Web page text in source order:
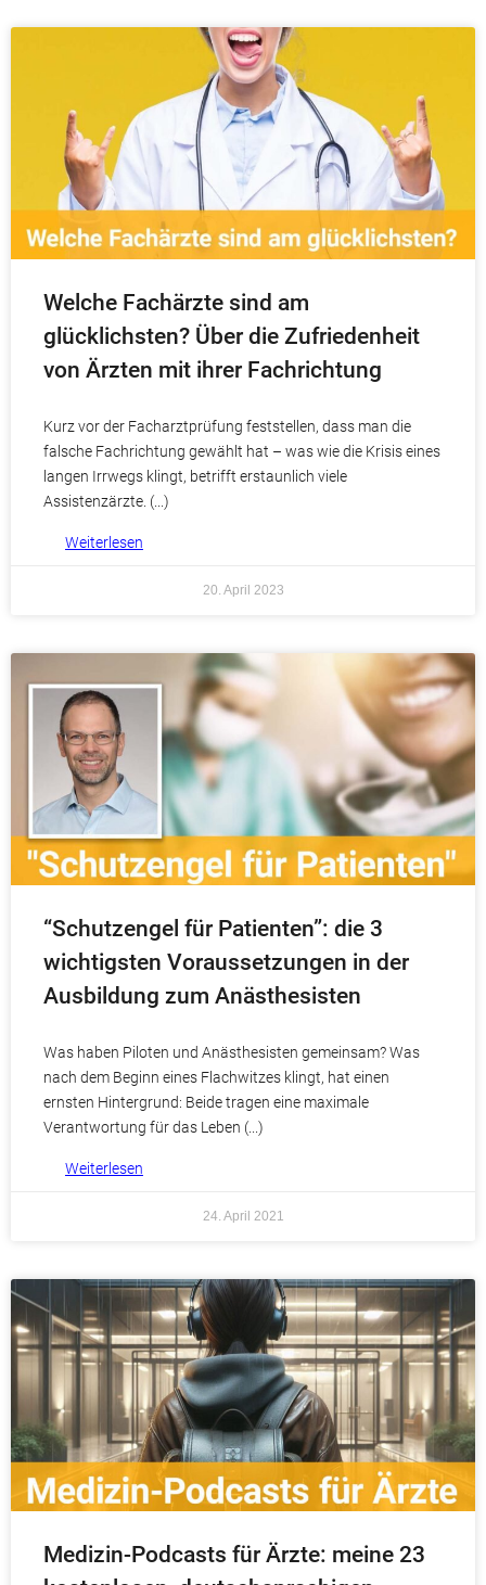
Welche Fachärzte sind am
glücklichsten? Über die Zufriedenheit
von Ärzten mit ihrer Fachrichtung
Kurz vor der Facharztprüfung feststellen, dass man die
falsche Fachrichtung gewählt hat – was wie die Krisis eines
langen Irrwegs klingt, betrifft erstaunlich viele
Assistenzärzte.
Weiterlesen
20. April 2023
“Schutzengel für Patienten”: die 3
wichtigsten Voraussetzungen in der
Ausbildung zum Anästhesisten
Was haben Piloten und Anästhesisten gemeinsam? Was
nach dem Beginn eines Flachwitzes klingt, hat einen
ernsten Hintergrund: Beide tragen eine maximale
Verantwortung für das Leben
Weiterlesen
24. April 2021
Medizin-Podcasts für Ärzte: meine 23